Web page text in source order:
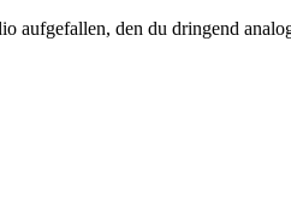
aufgefallen, den du dringend